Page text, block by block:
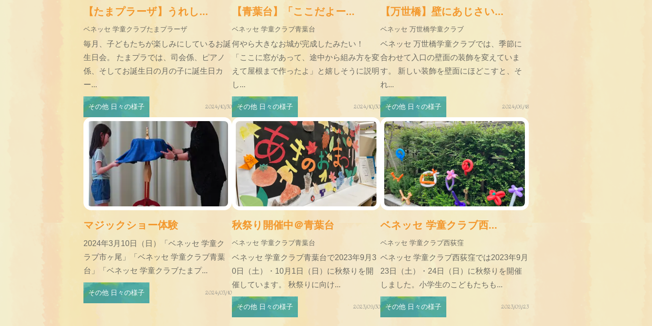
【たまプラーザ】うれし...
ベネッセ 学童クラブたまプラーザ
毎月、子どもたちが楽しみにしているお誕
生日会。 たまプラでは、司会係、ピアノ
係、そしてお誕生日の月の子に誕生日カ
ー...
その他 日々の様子 2024/10/30
【青葉台】「ここだよー...
ベネッセ 学童クラブ青葉台
何やら大きなお城が完成したみたい！
「ここに窓があって、途中から組み方を変
えて屋根まで作ったよ」と嬉しそうに説明
し...
その他 日々の様子 2024/10/30
【万世橋】壁にあじさい...
ベネッセ 万世橋学童クラブ
ベネッセ 万世橋学童クラブでは、季節に
合わせて入口の壁面の装飾を変えていま
す。 新しい装飾を壁面にほどこすと、そ
れ...
その他 日々の様子 2024/06/18
マジックショー体験
2024年3月10日（日）「ベネッセ 学童ク
ラブ市ヶ尾」「ベネッセ 学童クラブ青葉
台」「ベネッセ 学童クラブたまプ...
その他 日々の様子 2024/03/10
秋祭り開催中＠青葉台
ベネッセ 学童クラブ青葉台
ベネッセ 学童クラブ青葉台で2023年9月3
0日（土）・10月1日（日）に秋祭りを開
催しています。 秋祭りに向け...
その他 日々の様子 2023/09/30
ベネッセ 学童クラブ西...
ベネッセ 学童クラブ西荻窪
ベネッセ 学童クラブ西荻窪では2023年9月
23日（土）・24日（日）に秋祭りを開催
しました。小学生のこどもたちも...
その他 日々の様子 2023/09/23